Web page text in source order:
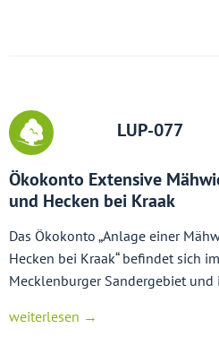
LUP-077
Ökokonto Extensive
und Hecken bei Kraak
Das Ökokonto „Anlage einer
Hecken bei Kraak“ befindet sich
Mecklenburger Sandergebiet und
weiterlesen →